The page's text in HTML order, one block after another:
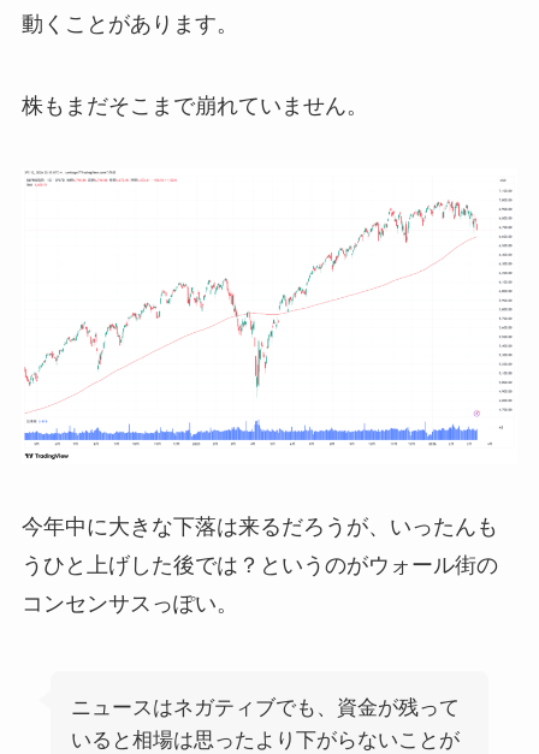
動くことがあります。
株もまだそこまで崩れていません。
今年中に大きな下落は来るだろうが、いったんも
うひと上げした後では？というのがウォール街の
コンセンサスっぽい。
ニュースはネガティブでも、資金が残って
いると相場は思ったより下がらないことが